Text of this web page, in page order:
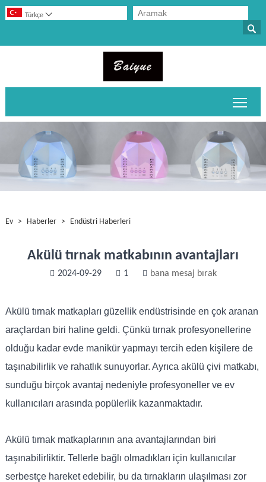

Türkçe 
Ev > Haberler > Endüstri Haberleri
Akülü tırnak matkabının avantajları
2024-09-29 1 bana mesaj bırak
Akülü tırnak matkapları güzellik endüstrisinde en çok aranan
araçlardan biri haline geldi. Çünkü tırnak profesyonellerine
olduğu kadar evde manikür yapmayı tercih eden kişilere de
taşınabilirlik ve rahatlık sunuyorlar. Ayrıca akülü çivi matkabı,
sunduğu birçok avantaj nedeniyle profesyoneller ve ev
kullanıcıları arasında popülerlik kazanmaktadır.
Akülü tırnak matkaplarının ana avantajlarından biri
taşınabilirliktir. Tellerle bağlı olmadıkları için kullanıcılar
serbestçe hareket edebilir, bu da tırnakların ulaşılması zor